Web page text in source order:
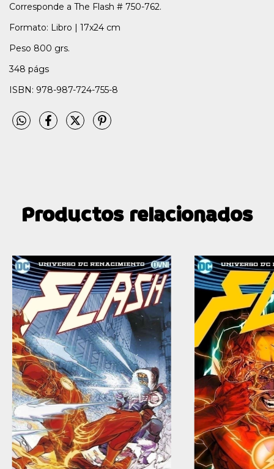
Corresponde a The Flash # 750-762.
Formato: Libro | 17x24 cm
Peso 800 grs.
348 págs
ISBN: 978-987-724-755-8
Productos relacionados